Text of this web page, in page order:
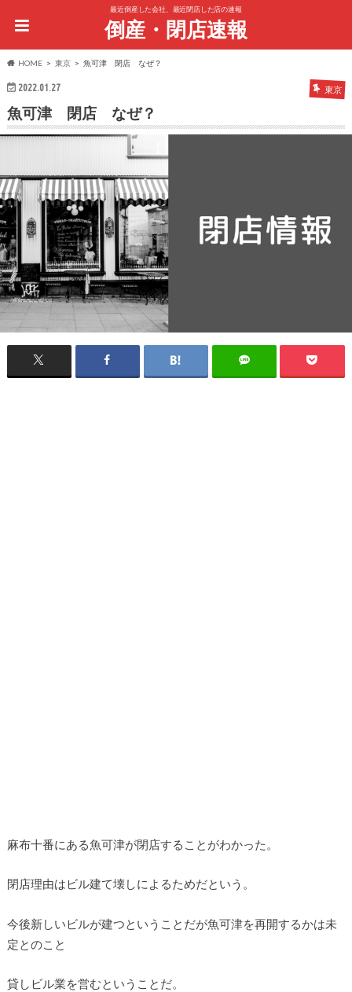
最近倒産した会社、最近閉店した店の速報
倒産・閉店速報
HOME 東京 魚可津 閉店 なぜ？
2022.01.27 東京
魚可津 閉店 なぜ？
麻布十番にある魚可津が閉店することがわかった。
閉店理由はビル建て壊しによるためだという。
今後新しいビルが建つということだが魚可津を再開するかは未
定とのこと
貸しビル業を営むということだ。